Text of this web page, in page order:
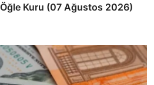
Kuru (07 Ağustos 2026)